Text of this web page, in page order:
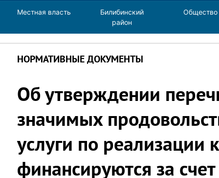
Местная власть
Билибинский
район
Общество
НОРМАТИВНЫЕ ДОКУМЕНТЫ
Об утверждении
значимых
услуги по реализации
финансируются за